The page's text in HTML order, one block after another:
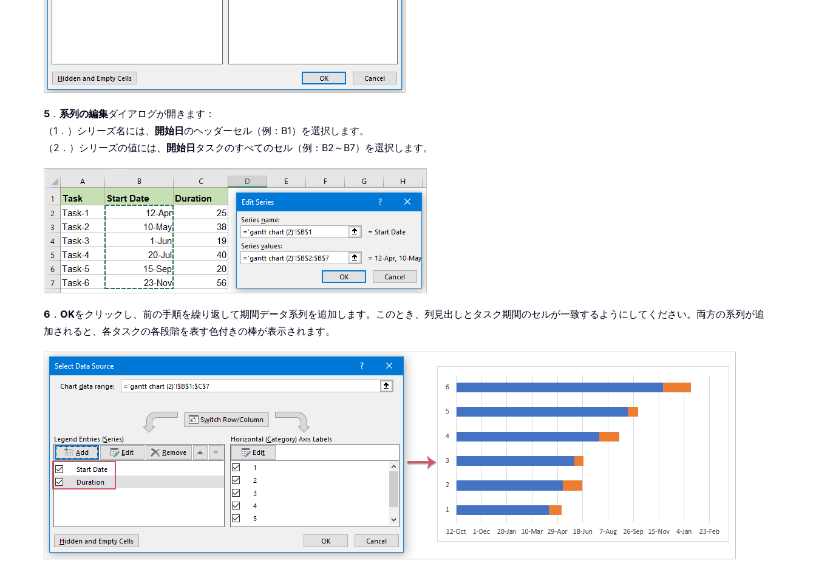
5 ． 系列の編集ダイアログが開きます：
（1．）シリーズ名には、 開始日のヘッダーセル（例：B1）を選択します。
（2．）シリーズの値には、 開始日 タスクのすべてのセル（例：B2～B7）を選択します。
6 ． OKをクリックし、前の手順を繰り返して期間データ系列を追加します。このとき、列見出しとタスク期間のセルが一致するようにしてください。両方の系列が追
加されると、各タスクの各段階を表す色付きの棒が表示されます。